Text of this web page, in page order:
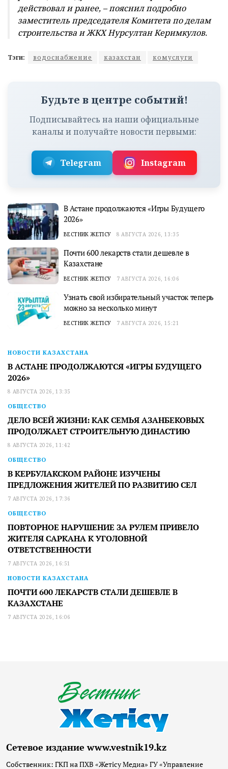
действовал и ранее, – пояснил подробно
заместитель председателя Комитета по делам
строительства и ЖКХ Нурсултан Керимкулов.
Тэги: водоснабжение казахстан комуслуги
Будьте в центре событий!
Подписывайтесь на наши официальные
каналы и получайте новости первыми:
Telegram Instagram
В Астане продолжаются «Игры Будущего
2026»
ВЕСТНИК ЖЕТІСУ 8 АВГУСТА 2026, 13:35
Почти 600 лекарств стали дешевле в
Казахстане
ВЕСТНИК ЖЕТІСУ 7 АВГУСТА 2026, 16:06
Узнать свой избирательный участок теперь
можно за несколько минут
ВЕСТНИК ЖЕТІСУ 7 АВГУСТА 2026, 15:21
НОВОСТИ КАЗАХСТАНА
В АСТАНЕ ПРОДОЛЖАЮТСЯ «ИГРЫ БУДУЩЕГО
2026»
8 АВГУСТА 2026, 13:35
ОБЩЕСТВО
ДЕЛО ВСЕЙ ЖИЗНИ: КАК СЕМЬЯ АЗАНБЕКОВЫХ
ПРОДОЛЖАЕТ СТРОИТЕЛЬНУЮ ДИНАСТИЮ
8 АВГУСТА 2026, 11:42
ОБЩЕСТВО
В КЕРБУЛАКСКОМ РАЙОНЕ ИЗУЧЕНЫ
ПРЕДЛОЖЕНИЯ ЖИТЕЛЕЙ ПО РАЗВИТИЮ СЕЛ
7 АВГУСТА 2026, 17:36
ОБЩЕСТВО
ПОВТОРНОЕ НАРУШЕНИЕ ЗА РУЛЕМ ПРИВЕЛО
ЖИТЕЛЯ САРКАНА К УГОЛОВНОЙ
ОТВЕТСТВЕННОСТИ
7 АВГУСТА 2026, 16:51
НОВОСТИ КАЗАХСТАНА
ПОЧТИ 600 ЛЕКАРСТВ СТАЛИ ДЕШЕВЛЕ В
КАЗАХСТАНЕ
7 АВГУСТА 2026, 16:06
Сетевое издание www.vestnik19.kz
Собственник: ГКП на ПХВ «Жетісу Медиа» ГУ «Управление